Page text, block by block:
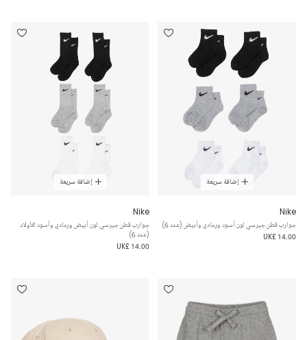
إضافة سريعة
Nike
جوارب قطن جيرسي لون أسود ورمادي وأبيض (عدد 6)
UK£ 14.00
إضافة سريعة
Nike
جوارب قطن جيرسي لون أبيض ورمادي وأسود للأولاد
(عدد 6)
UK£ 14.00